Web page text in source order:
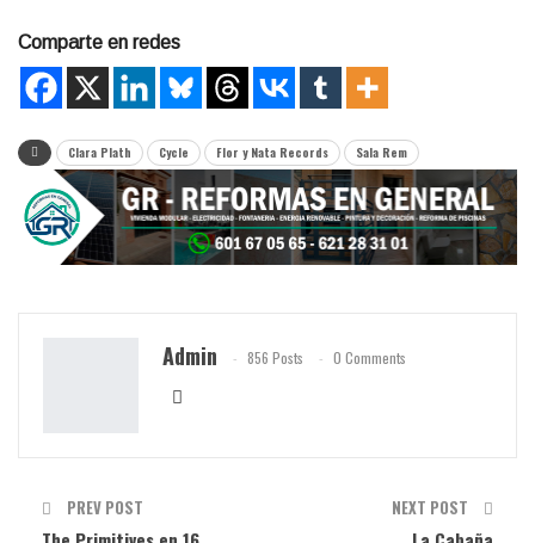
Comparte en redes
Clara Plath Cycle Flor y Nata Records Sala Rem
Admin 856 Posts 0 Comments
PREV POST NEXT POST